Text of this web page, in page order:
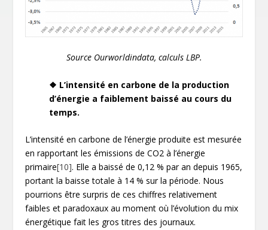
Source Ourworldindata, calculs LBP.
❖ L’intensité en carbone de la production
d’énergie a faiblement baissé au cours du
temps.
L’intensité en carbone de l’énergie produite est mesurée
en rapportant les émissions de CO2 à l’énergie
primaire[10]. Elle a baissé de 0,12 % par an depuis 1965,
portant la baisse totale à 14 % sur la période. Nous
pourrions être surpris de ces chiffres relativement
faibles et paradoxaux au moment où l’évolution du mix
énergétique fait les gros titres des journaux.